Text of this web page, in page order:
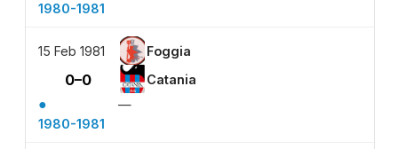
1980-1981
15 Feb 1981 Foggia
0–0 Catania
●
—
1980-1981